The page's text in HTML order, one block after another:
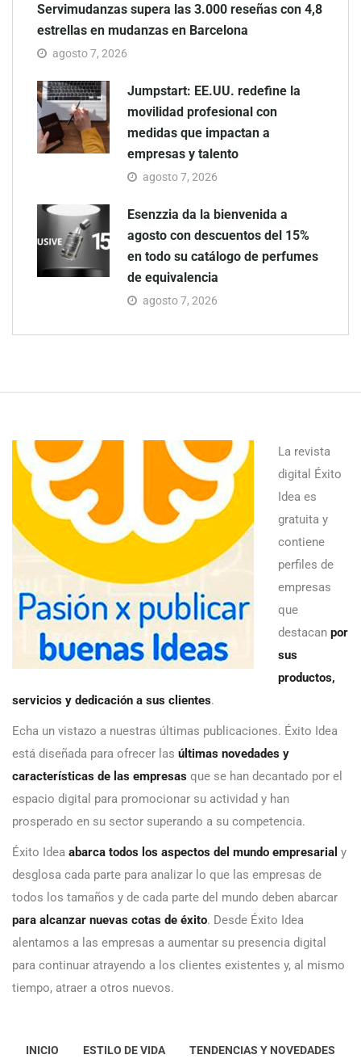
Servimudanzas supera las 3.000 reseñas con 4,8
estrellas en mudanzas en Barcelona
agosto 7, 2026
Jumpstart: EE.UU. redefine la
movilidad profesional con
medidas que impactan a
empresas y talento
agosto 7, 2026
Esenzzia da la bienvenida a
agosto con descuentos del 15%
en todo su catálogo de perfumes
de equivalencia
agosto 7, 2026
La revista
digital Éxito
Idea es
gratuita y
contiene
perfiles de
empresas
que
destacan por
sus
productos,
servicios y dedicación a sus clientes.
Echa un vistazo a nuestras últimas publicaciones. Éxito Idea
está diseñada para ofrecer las últimas novedades y
características de las empresas que se han decantado por el
espacio digital para promocionar su actividad y han
prosperado en su sector superando a su competencia.
Éxito Idea abarca todos los aspectos del mundo empresarial y
desglosa cada parte para analizar lo que las empresas de
todos los tamaños y de cada parte del mundo deben abarcar
para alcanzar nuevas cotas de éxito. Desde Éxito Idea
alentamos a las empresas a aumentar su presencia digital
para continuar atrayendo a los clientes existentes y, al mismo
tiempo, atraer a otros nuevos.
INICIO ESTILO DE VIDA TENDENCIAS Y NOVEDADES